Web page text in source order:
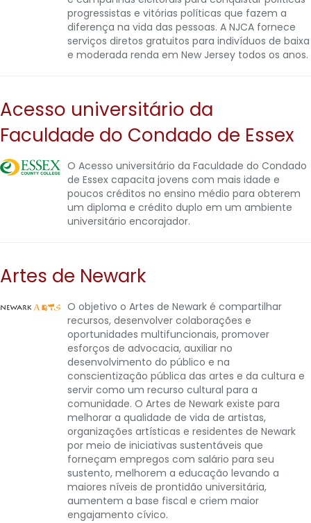
progressistas e vitórias políticas que fazem a
diferença na vida das pessoas. A NJCA fornece
serviços diretos gratuitos para indivíduos de baixa
e moderada renda em New Jersey todos os anos.
Acesso universitário da
Faculdade do Condado de Essex
O Acesso universitário da Faculdade do Condado
de Essex capacita jovens com mais idade e
poucos créditos no ensino médio para obterem
um diploma e crédito duplo em um ambiente
universitário encorajador.
Artes de Newark
O objetivo o Artes de Newark é compartilhar
recursos, desenvolver colaborações e
oportunidades multifuncionais, promover
esforços de advocacia, auxiliar no
desenvolvimento do público e na
conscientização pública das artes e da cultura e
servir como um recurso cultural para a
comunidade. O Artes de Newark existe para
melhorar a qualidade de vida de artistas,
organizações artísticas e residentes de Newark
por meio de iniciativas sustentáveis que
forneçam empregos com salário para seu
sustento, melhorem a educação levando a
maiores níveis de prontidão universitária,
aumentem a base fiscal e criem maior
engajamento cívico.